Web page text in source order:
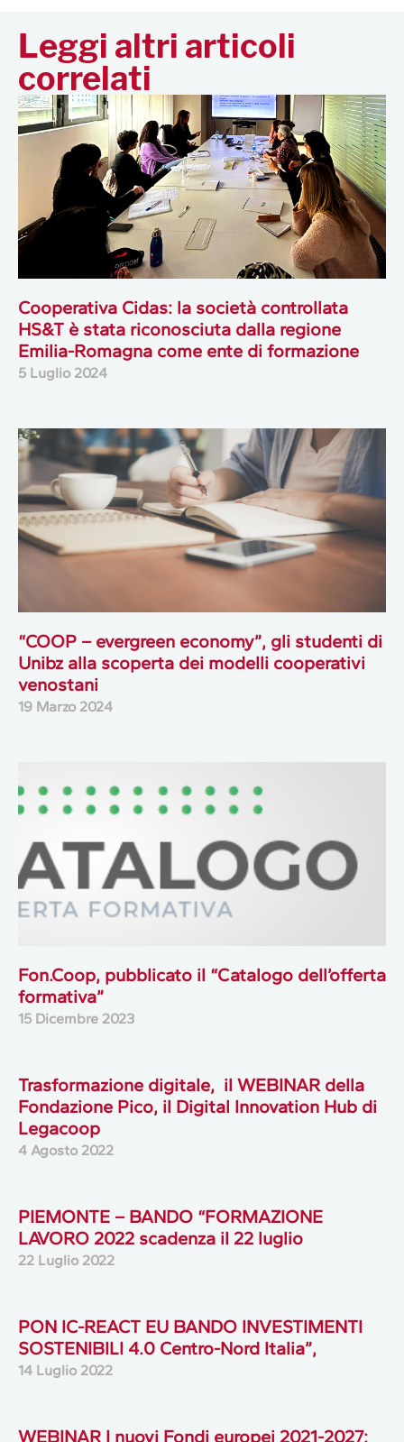
Leggi altri articoli
correlati
Cooperativa Cidas: la società controllata
HS&T è stata riconosciuta dalla regione
Emilia-Romagna come ente di formazione
5 Luglio 2024
“COOP – evergreen economy”, gli studenti di
Unibz alla scoperta dei modelli cooperativi
venostani
19 Marzo 2024
Fon.Coop, pubblicato il “Catalogo dell’offerta
formativa”
15 Dicembre 2023
Trasformazione digitale, il WEBINAR della
Fondazione Pico, il Digital Innovation Hub di
Legacoop
4 Agosto 2022
PIEMONTE – BANDO “FORMAZIONE
LAVORO 2022 scadenza il 22 luglio
22 Luglio 2022
PON IC-REACT EU BANDO INVESTIMENTI
SOSTENIBILI 4.0 Centro-Nord Italia”,
14 Luglio 2022
WEBINAR I nuovi Fondi europei 2021-2027: